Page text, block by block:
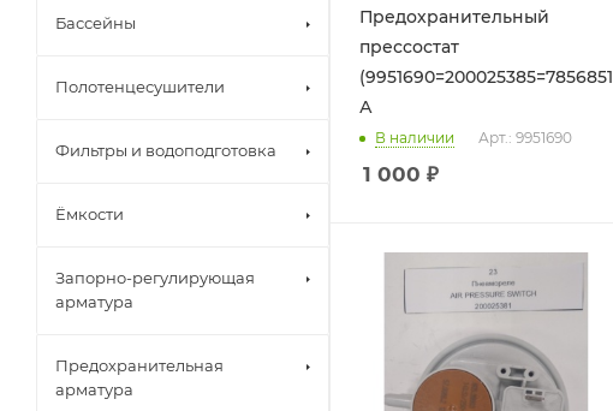
Предохранительный
прессостат
(9951690=200025385=7856851)
А
В наличии Арт.: 9951690
1 000 ₽
Бассейны
Полотенцесушители
Фильтры и водоподготовка
Ёмкости
Запорно-регулирующая
арматура
Предохранительная
арматура